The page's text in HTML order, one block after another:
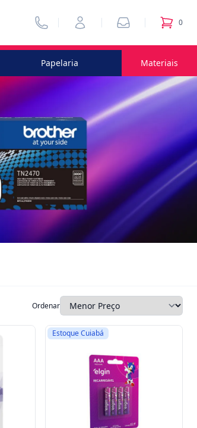
VendedoresMinha ContaPedidos 0
itens
Papelaria Materiais
Ordenar
Estoque Cuiabá